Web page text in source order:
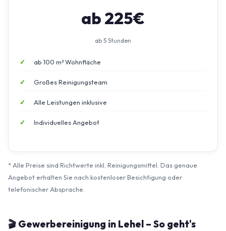
ab 225€
ab 5 Stunden
ab 100 m² Wohnfläche
Großes Reinigungsteam
Alle Leistungen inklusive
Individuelles Angebot
* Alle Preise sind Richtwerte inkl. Reinigungsmittel. Das genaue
Angebot erhalten Sie nach kostenloser Besichtigung oder
telefonischer Absprache.
🎬 Gewerbereinigung in Lehel – So geht's